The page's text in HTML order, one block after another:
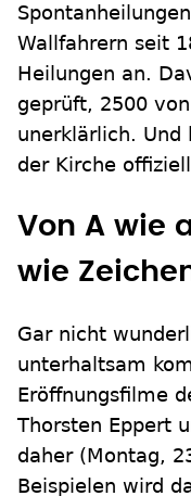
Wallfahrern seit
Heilungen an.
geprüft, 2500
unerklärlich. Und
der Kirche
Von A wie
wie
Gar nicht
unterhaltsam
Eröffnungsfilme
Thorsten Eppert
daher (Montag,
Beispielen wird